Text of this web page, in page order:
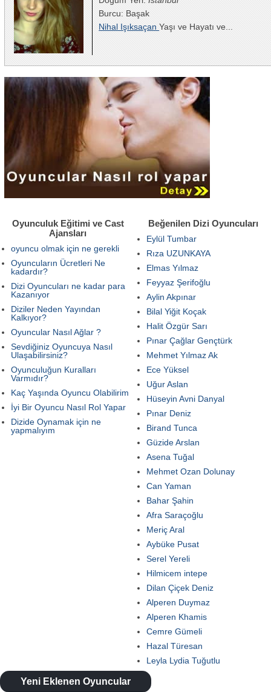
Burcu: Başak
Nihal IşıksaçanYaşı ve Hayatı ve...
Oyunculuk Eğitimi ve Cast
Ajansları
oyuncu olmak için ne gerekli
Oyuncuların Ücretleri Ne
kadardır?
Dizi Oyuncuları ne kadar para
Kazanıyor
Diziler Neden Yayından
Kalkıyor?
Oyuncular Nasıl Ağlar ?
Sevdiğiniz Oyuncuya Nasıl
Ulaşabilirsiniz?
Oyunculuğun Kuralları
Varmıdır?
Kaç Yaşında Oyuncu Olabilirim
İyi Bir Oyuncu Nasıl Rol Yapar
Dizide Oynamak için ne
yapmalıyım
Beğenilen Dizi Oyuncuları
Eylül Tumbar
Rıza UZUNKAYA
Elmas Yılmaz
Feyyaz Şerifoğlu
Aylin Akpınar
Bilal Yiğit Koçak
Halit Özgür Sarı
Pınar Çağlar Gençtürk
Mehmet Yılmaz Ak
Ece Yüksel
Uğur Aslan
Hüseyin Avni Danyal
Pınar Deniz
Birand Tunca
Güzide Arslan
Asena Tuğal
Mehmet Ozan Dolunay
Can Yaman
Bahar Şahin
Afra Saraçoğlu
Meriç Aral
Aybüke Pusat
Serel Yereli
Hilmicem intepe
Dilan Çiçek Deniz
Alperen Duymaz
Alperen Khamis
Cemre Gümeli
Hazal Türesan
Leyla Lydia Tuğutlu
Yeni Eklenen Oyuncular